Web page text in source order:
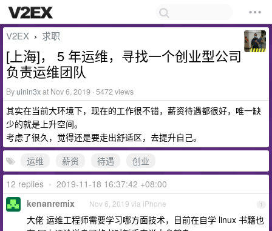
V2EX › 求职
[上海]， 5 年运维，寻找一个创业型公司
负责运维团队
Byuinin3xat Nov 6, 2019 · 5472 views
其实在当前大环境下，现在的工作很不错，薪资待遇都很好，唯一缺
少的就是上升空间。
考虑了很久，觉得还是要走出舒适区，去提升自己。
运维
薪资 待遇
创业
12 replies • 2019-11-18 16:37:42 +08:00
1
kenanremix Nov 6, 2019 via iPhone
大佬 运维工程师需要学习哪方面技术，目前在自学 linux 书籍也